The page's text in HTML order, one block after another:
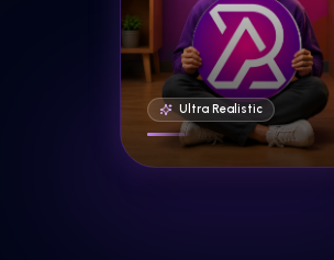
Ultra Realistic